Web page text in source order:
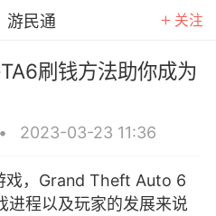
游民通 关注
刷钱方法助你成为
• 2023-03-23 11:36
戏，Grand Theft Auto 6
进程以及玩家的发展来说